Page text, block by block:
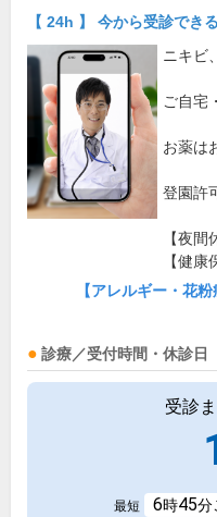
【 24h 】 今から受診できる
ニキビ
ご自宅
お薬は
登園許
【夜間
【健康
【アレルギー・花
診療／受付時間・休診日
受診
最短 6時45分